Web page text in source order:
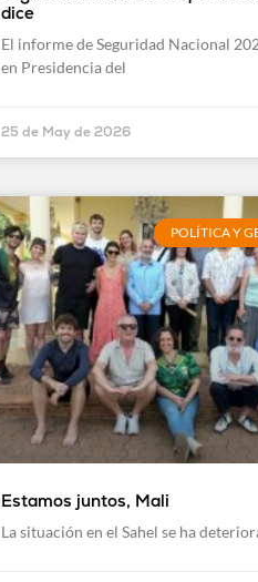
dice
El informe de Seguridad Nacional
en Presidencia del
25 de May de 2026
POLÍTICA Y
Estamos juntos, Mali
La situación en el Sahel se ha